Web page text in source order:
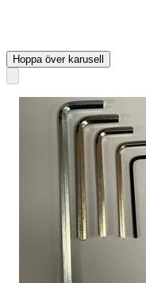
Hoppa över karusell